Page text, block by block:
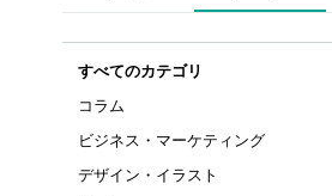
すべてのカテゴリ
コラム
ビジネス・マーケティング
デザイン・イラスト